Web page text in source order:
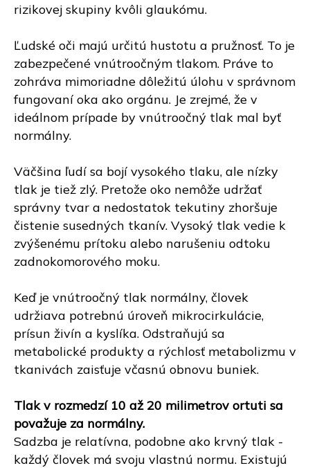
rizikovej skupiny kvôli glaukómu.
Ľudské oči majú určitú hustotu a pružnosť. To je
zabezpečené vnútroočným tlakom. Práve to
zohráva mimoriadne dôležitú úlohu v správnom
fungovaní oka ako orgánu. Je zrejmé, že v
ideálnom prípade by vnútroočný tlak mal byť
normálny.
Väčšina ľudí sa bojí vysokého tlaku, ale nízky
tlak je tiež zlý. Pretože oko nemôže udržať
správny tvar a nedostatok tekutiny zhoršuje
čistenie susedných tkanív. Vysoký tlak vedie k
zvýšenému prítoku alebo narušeniu odtoku
zadnokomorového moku.
Keď je vnútroočný tlak normálny, človek
udržiava potrebnú úroveň mikrocirkulácie,
prísun živín a kyslíka. Odstraňujú sa
metabolické produkty a rýchlosť metabolizmu v
tkanivách zaisťuje včasnú obnovu buniek.
Tlak v rozmedzí 10 až 20 milimetrov ortuti sa
považuje za normálny.
Sadzba je relatívna, podobne ako krvný tlak -
každý človek má svoju vlastnú normu. Existujú